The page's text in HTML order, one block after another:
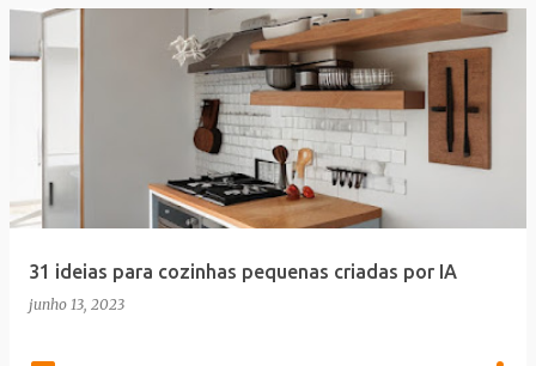
31 ideias para cozinhas pequenas criadas por IA
junho 13, 2023